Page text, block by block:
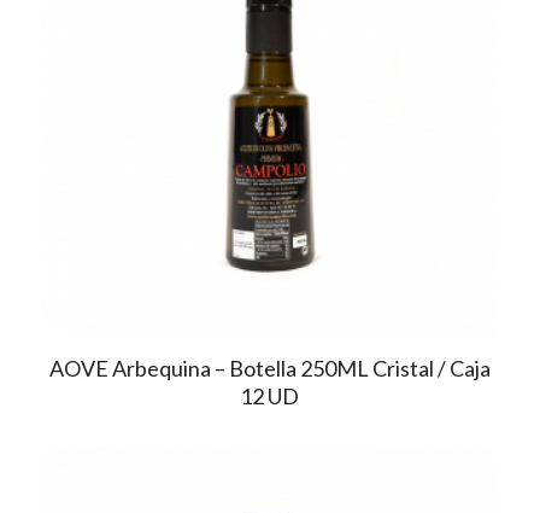
AOVE Arbequina – Botella 250ML Cristal / Caja
12 UD